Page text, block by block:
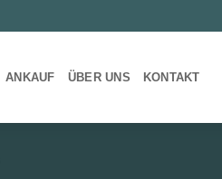
ANKAUF ÜBER UNS KONTAKT